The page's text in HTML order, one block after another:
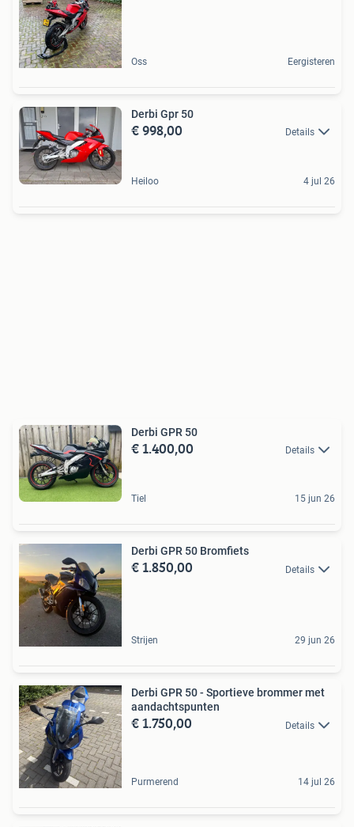
Oss Eergisteren
Derbi Gpr 50
€ 998,00 Details
Heiloo 4 jul 26
Derbi GPR 50
€ 1.400,00 Details
Tiel 15 jun 26
Derbi GPR 50 Bromfiets
€ 1.850,00 Details
Strijen 29 jun 26
Derbi GPR 50 - Sportieve brommer met
aandachtspunten
€ 1.750,00 Details
Purmerend 14 jul 26